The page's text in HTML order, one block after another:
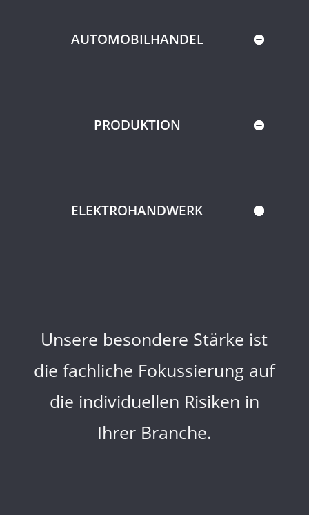
AUTOMOBILHANDEL
PRODUKTION
ELEKTROHANDWERK
Unsere besondere Stärke ist
die fachliche Fokussierung auf
die individuellen Risiken in
Ihrer Branche.